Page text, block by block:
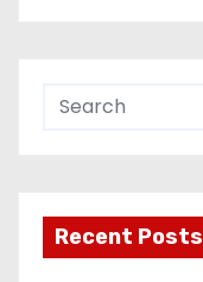
Recent Posts